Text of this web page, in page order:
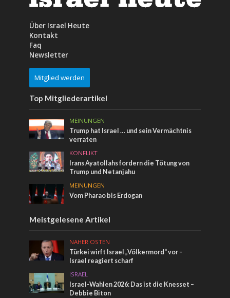
Über Israel Heute
Kontakt
Faq
Newsletter
Mitglied werden
Top Mitgliederartikel
MEINUNGEN
Trump hat Israel … und sein Vermächtnis
verraten
KONFLIKT
Irans Ayatollahs fordern die Tötung von
Trump und Netanjahu
MEINUNGEN
Vom Pharao bis Erdogan
Meistgelesene Artikel
NAHER OSTEN
Türkei wirft Israel „Völkermord“ vor –
Israel reagiert scharf
ISRAEL
Israel-Wahlen 2026: Das ist die Knesset –
Debbie Biton